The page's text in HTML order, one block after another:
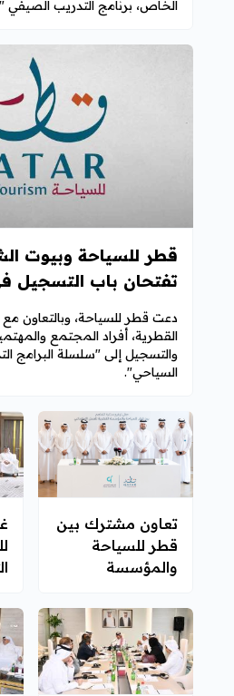
الخاص، برنامج التدريب الصيفي
قطر للسياحة وبيوت
تفتحان باب التسجيل
التدريبية للإرشاد
دعت قطر للسياحة، وبالتعاون
القطرية، أفراد المجتمع
والتسجيل إلى "سلسلة البرامج
السياحي".
تعاون مشترك بين
قطر للسياحة
والمؤسسة
الاجتماعي